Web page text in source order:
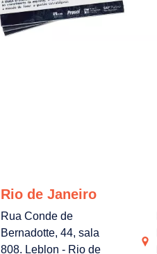
Rio de Janeiro
Rua Conde de
Bernadotte, 44, sala
808. Leblon - Rio de